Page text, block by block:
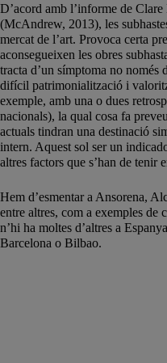
D’acord amb l’informe de
(McAndrew, 2013), les
mercat de l’art. Provoca certa
aconsegueixen les obres
tracta d’un símptoma no només
difícil patrimonialització i
exemple, amb una o dues
nacionals), la qual cosa fa
actuals tindran una destinació
intern. Aquest sol ser un
altres factors que s’han de tenir
Hem d’esmentar a Ansorena,
entre altres, com a exemples de
n’hi ha moltes d’altres a
Barcelona o Bilbao.